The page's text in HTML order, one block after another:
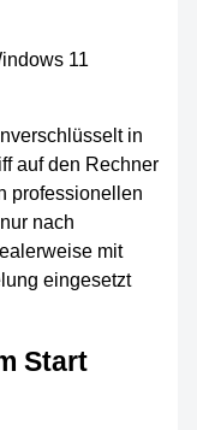
11
in
auf den Rechner
professionellen
nach
mit
eingesetzt
Start